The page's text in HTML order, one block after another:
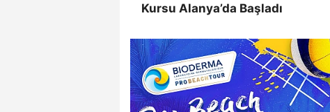
Kursu Alanya’da Başladı